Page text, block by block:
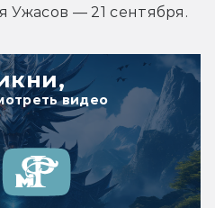
— 21 сентября.
видео